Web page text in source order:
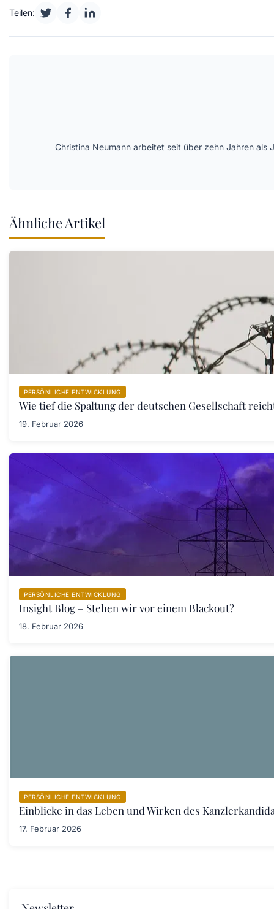
Teilen:
Christina Neumann arbeitet seit über zehn Jahren als
Ähnliche Artikel
PERSÖNLICHE ENTWICKLUNG
Wie tief die Spaltung der deutschen Gesellschaft
19. Februar 2026
PERSÖNLICHE ENTWICKLUNG
Insight Blog – Stehen wir vor einem Blackout?
18. Februar 2026
PERSÖNLICHE ENTWICKLUNG
Einblicke in das Leben und Wirken des
17. Februar 2026